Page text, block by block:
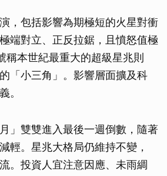
，包括影響為期極短的火星對衝
端對立、正反拉鋸，且憤怒值極
稱本世紀最重大的超級星兆則
「小三角」。影響層面擴及科
。
」雙雙進入最後一週倒數，隨著
輕。星兆大格局仍維持不變，
。投資人宜注意因應、未雨綢